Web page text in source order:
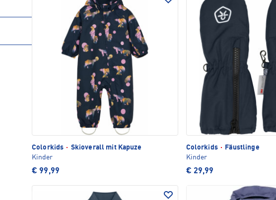
Colorkids · Skioverall mit Kapuze
Kinder
€ 99,99
Colorkids ·
Fäustlinge
Kinder
€ 29,99